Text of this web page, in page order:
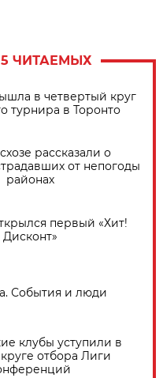
ЧИТАЕМЫХ
в четвертый круг
турнира в Торонто
рассказали о
от непогоды
районах
первый «Хит!
Дисконт»
События и люди
клубы уступили в
отбора Лиги